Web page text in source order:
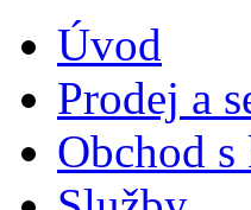
Úvod
Prodej a
Obchod